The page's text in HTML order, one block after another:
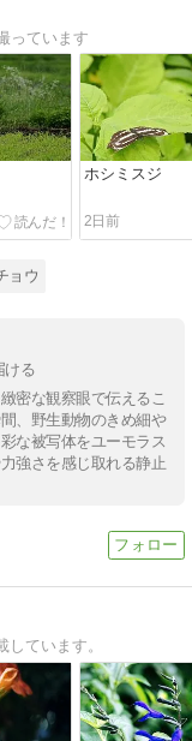
っています
ホシミスジ
2日前
ョウ
ける
密な観察眼で伝えるこ
、野生動物のきめ細や
な被写体をユーモラス
強さを感じ取れる静止
ています。